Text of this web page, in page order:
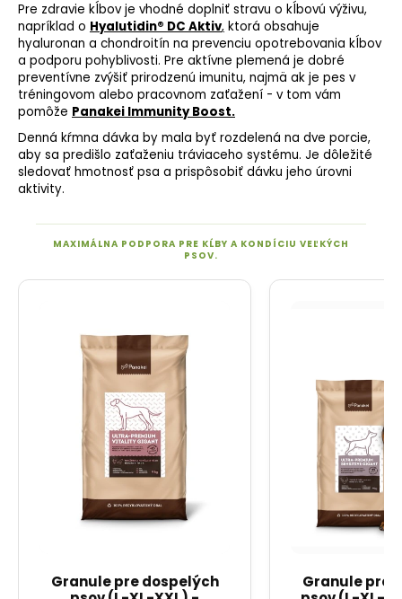
Pre zdravie kĺbov je vhodné doplniť stravu o kĺbovú výživu,
napríklad o Hyalutidin® DC Aktiv, ktorá obsahuje
hyaluronan a chondroitín na prevenciu opotrebovania kĺbov
a podporu pohyblivosti. Pre aktívne plemená je dobré
preventívne zvýšiť prirodzenú imunitu, najmä ak je pes v
tréningovom alebo pracovnom zaťažení - v tom vám
pomôže Panakei Immunity Boost.
Denná kŕmna dávka by mala byť rozdelená na dve porcie,
aby sa predišlo zaťaženiu tráviaceho systému. Je dôležité
sledovať hmotnosť psa a prispôsobiť dávku jeho úrovni
aktivity.